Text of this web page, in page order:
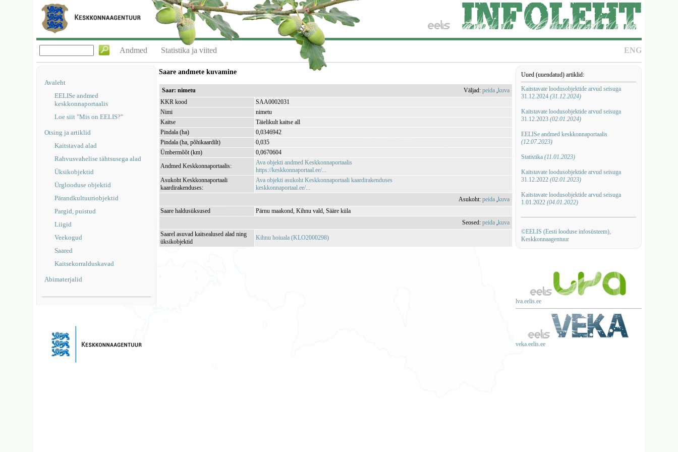
ENG
Andmed Statistika ja viited
Avaleht
EELISe andmed
keskkonnaportaalis
Loe siit "Mis on EELIS?"
Otsing ja artiklid
Kaitstavad alad
Rahvusvahelise tähtsusega alad
Üksikobjektid
Ürglooduse objektid
Pärandkultuuriobjektid
Pargid, puistud
Liigid
Veekogud
Saared
Kaitsekorralduskavad
Abimaterjalid
Uued (uuendatud) artiklid:
Kaitstavate loodusobjektide arvud seisuga
31.12.2024 (31.12.2024)
Kaitstavate loodusobjektide arvud seisuga
31.12.2023 (02.01.2024)
EELISe andmed keskkonnaportaalis
(12.07.2023)
Statistika (11.01.2023)
Kaitstavate loodusobjektide arvud seisuga
31.12.2022 (02.01.2023)
Kaitstavate loodusobjektide arvud seisuga
1.01.2022 (04.01.2022)
©EELIS (Eesti looduse infosüsteem),
Keskkonnaagentuur
lva.eelis.ee
veka.eelis.ee
Saare andmete kuvamine
Saar: nimetu Väljad:peida ,kuva
KKR kood
SAA0002031
Nimi
nimetu
Kaitse
Täielikult kaitse all
Pindala (ha)
0,0346942
Pindala (ha, põhikaardilt)
0,035
Ümbermõõt (km)
0,0670604
Andmed Keskkonnaportaalis:
Ava objekti andmed Keskkonnaportaalis
https://keskkonnaportaal.ee/...
Asukoht Keskkonnaportaali
kaardirakenduses:
Ava objekti asukoht Keskkonnaportaali kaardirakenduses
keskkonnaportaal.ee/...
Asukoht:peida ,kuva
Saare haldusüksused
Pärnu maakond, Kihnu vald, Sääre küla
Seosed:peida ,kuva
Saarel asuvad kaitsealused alad ning
üksikobjektid
Kihnu hoiuala (KLO2000298)